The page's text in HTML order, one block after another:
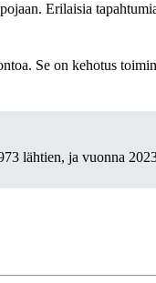
Erilaisia
Se on kehotus
lähtien, ja vuonna